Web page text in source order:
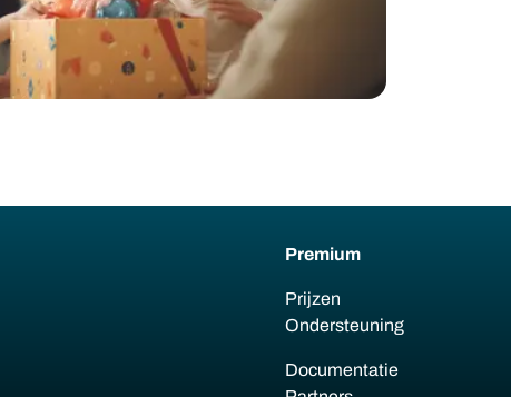
Premium
Prijzen
Ondersteuning
Documentatie